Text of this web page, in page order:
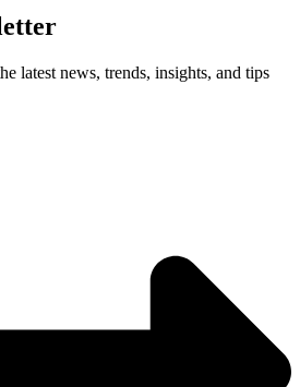
latest news, trends, insights, and tips